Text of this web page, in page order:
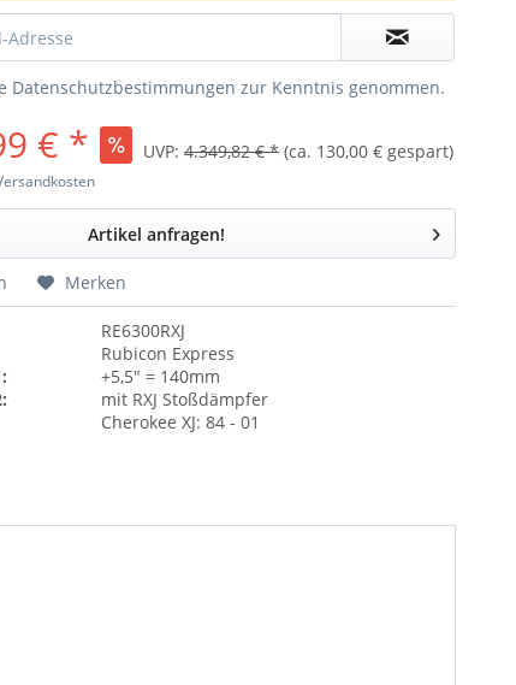
Datenschutzbestimmungen zur Kenntnis genommen.
€ * UVP:4.349,82 € *(ca. 130,00 € gespart)
Artikel anfragen!
Merken
RE6300RXJ
Rubicon Express
+5,5" = 140mm
mit RXJ Stoßdämpfer
Cherokee XJ: 84 - 01